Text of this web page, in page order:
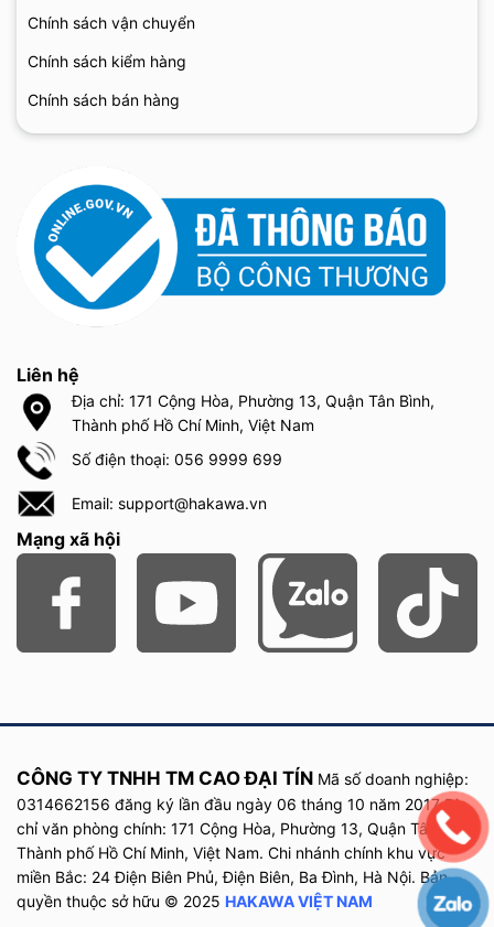
Chính sách vận chuyển
Chính sách kiểm hàng
Chính sách bán hàng
Liên hệ
Địa chỉ: 171 Cộng Hòa, Phường 13, Quận Tân Bình,
Thành phố Hồ Chí Minh, Việt Nam
Số điện thoại: 056 9999 699
Email: support@hakawa.vn
Mạng xã hội
CÔNG TY TNHH TM CAO ĐẠI TÍN Mã số doanh nghiệp:
0314662156 đăng ký lần đầu ngày 06 tháng 10 năm 2017Địa
chỉ văn phòng chính: 171 Cộng Hòa, Phường 13, Quận Tân Bình,
Thành phố Hồ Chí Minh, Việt Nam. Chi nhánh chính khu vực
miền Bắc: 24 Điện Biên Phủ, Điện Biên, Ba Đình, Hà Nội. Bản
quyền thuộc sở hữu © 2025 HAKAWA VIỆT NAM